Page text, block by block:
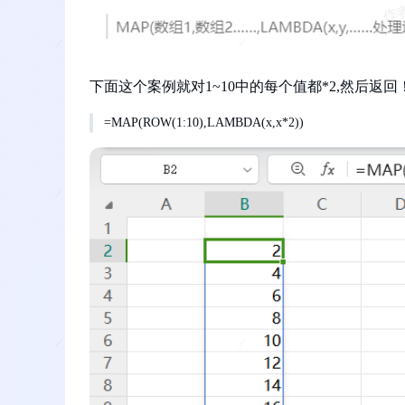
下面这个案例就对1~10中的每个值都*2,然后返回
=MAP(ROW(1:10),LAMBDA(x,x*2))